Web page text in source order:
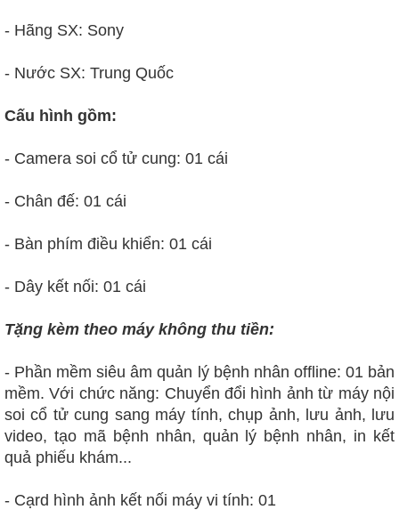
- Hãng SX: Sony
- Nước SX: Trung Quốc
Cấu hình gồm:
- Camera soi cổ tử cung: 01 cái
- Chân đế: 01 cái
- Bàn phím điều khiển: 01 cái
- Dây kết nối: 01 cái
Tặng kèm theo máy không thu tiền:
- Phần mềm siêu âm quản lý bệnh nhân offline: 01 bản
mềm. Với chức năng: Chuyển đổi hình ảnh từ máy nội
soi cổ tử cung sang máy tính, chụp ảnh, lưu ảnh, lưu
video, tạo mã bệnh nhân, quản lý bệnh nhân, in kết
quả phiếu khám...
- Cạrd hình ảnh kết nối máy vi tính: 01